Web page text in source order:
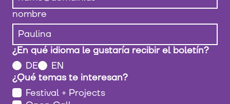
nombre
¿En qué idioma le gustaría recibir el boletín?
DE
EN
¿Qué temas te interesan?
Festival + Projects